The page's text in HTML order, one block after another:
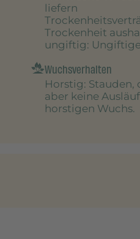
liefern
Trockenheit
ungiftig:
Wuchsverhalten
Horstig:
aber keine
horstigen Wuchs.